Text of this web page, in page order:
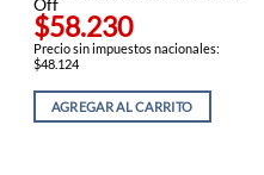
Off
$58.230
Precio sin impuestos nacionales:
$48.124
AGREGAR AL CARRITO